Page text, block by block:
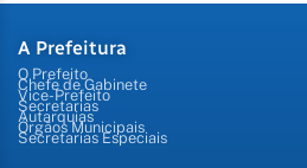
A Prefeitura
O Prefeito
Chefe de Gabinete
Vice-Prefeito
Secretarias
Autarquias
Órgãos Municipais
Secretarias Especiais